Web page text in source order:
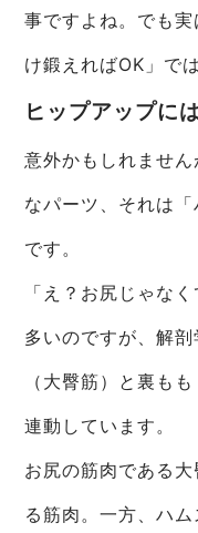
事ですよね。でも
け鍛えればOK」で
ヒップアップに
意外かもしれませ
なパーツ、それは「
です。
「え？お尻じゃな
多いのですが、解
（大臀筋）と裏も
連動しています。
お尻の筋肉である
る筋肉。一方、ハ